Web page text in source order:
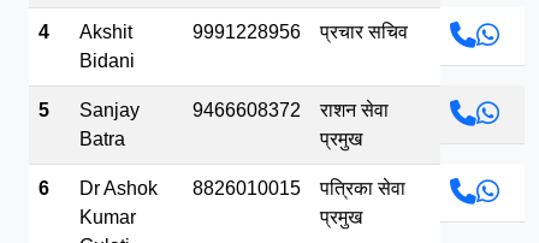
4
Akshit
Bidani
9991228956 प्रचार सचिव
5
Sanjay
Batra
9466608372
राशन सेवा
प्रमुख
6
Dr Ashok
Kumar
8826010015
पत्रिका सेवा
प्रमुख